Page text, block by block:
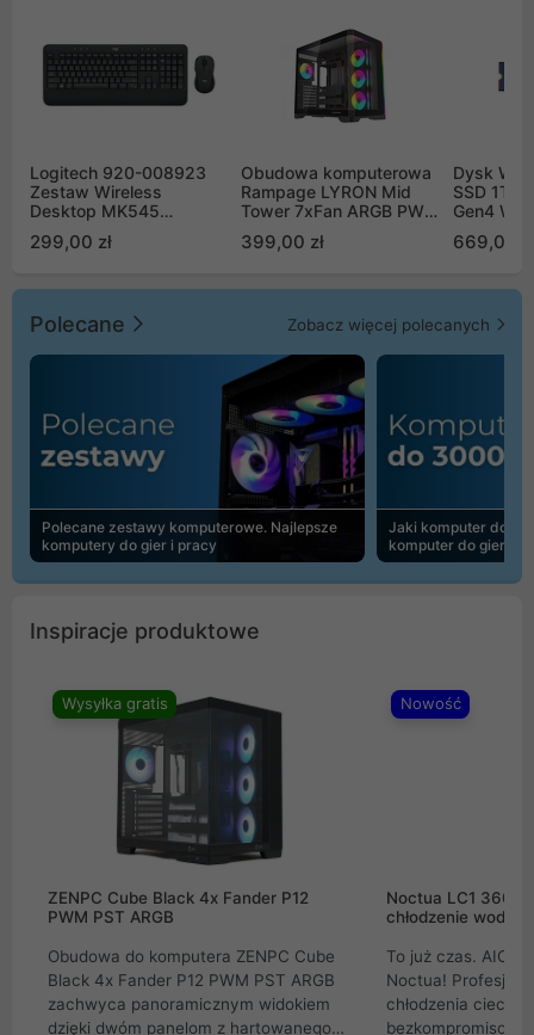
Logitech 920-008923
Zestaw Wireless
Desktop MK545
299,00 zł
Obudowa komputerowa
Rampage LYRON Mid
Tower 7xFan ARGB PWM
399,00 zł
Dysk WD
SSD 1TB
Gen4
669,00
Polecane Zobacz więcej polecanych
Polecane zestawy komputerowe. Najlepsze
komputery do gier i pracy
Jaki komputer do
komputer do gier |
Inspiracje produktowe
Wysyłka gratis
ZENPC Cube Black 4x Fander P12
PWM PST ARGB
Obudowa do komputera ZENPC Cube
Black 4x Fander P12 PWM PST ARGB
zachwyca panoramicznym widokiem
dzięki dwóm panelom z hartowanego
Nowość
Noctua LC1
chłodzenie wodne
To już czas. AIO
Noctua!
chłodzenia cieczą